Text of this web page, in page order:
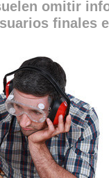
omitir
finales